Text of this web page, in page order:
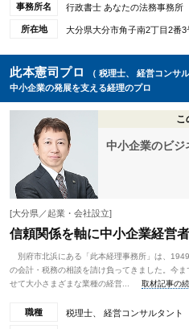
事務所名
行政書士 あなたの法務事務所
所在地 大分県大分市角子南2丁目2番3
此本憲司プロ
（ 税理士、 経営コンサ
中小企業の発展を支える経理のプロ
こ
中小企業のビジ
[大分県／起業・会社設立]
信頼関係を軸に中小企業経営
別府市北浜にある「此本経理事務所」は、
の会計・税務の相談を請け負ってきました。今
せて大小さまざまな業種の経営...
取材記事の
職種 税理士、 経営コンサルタント